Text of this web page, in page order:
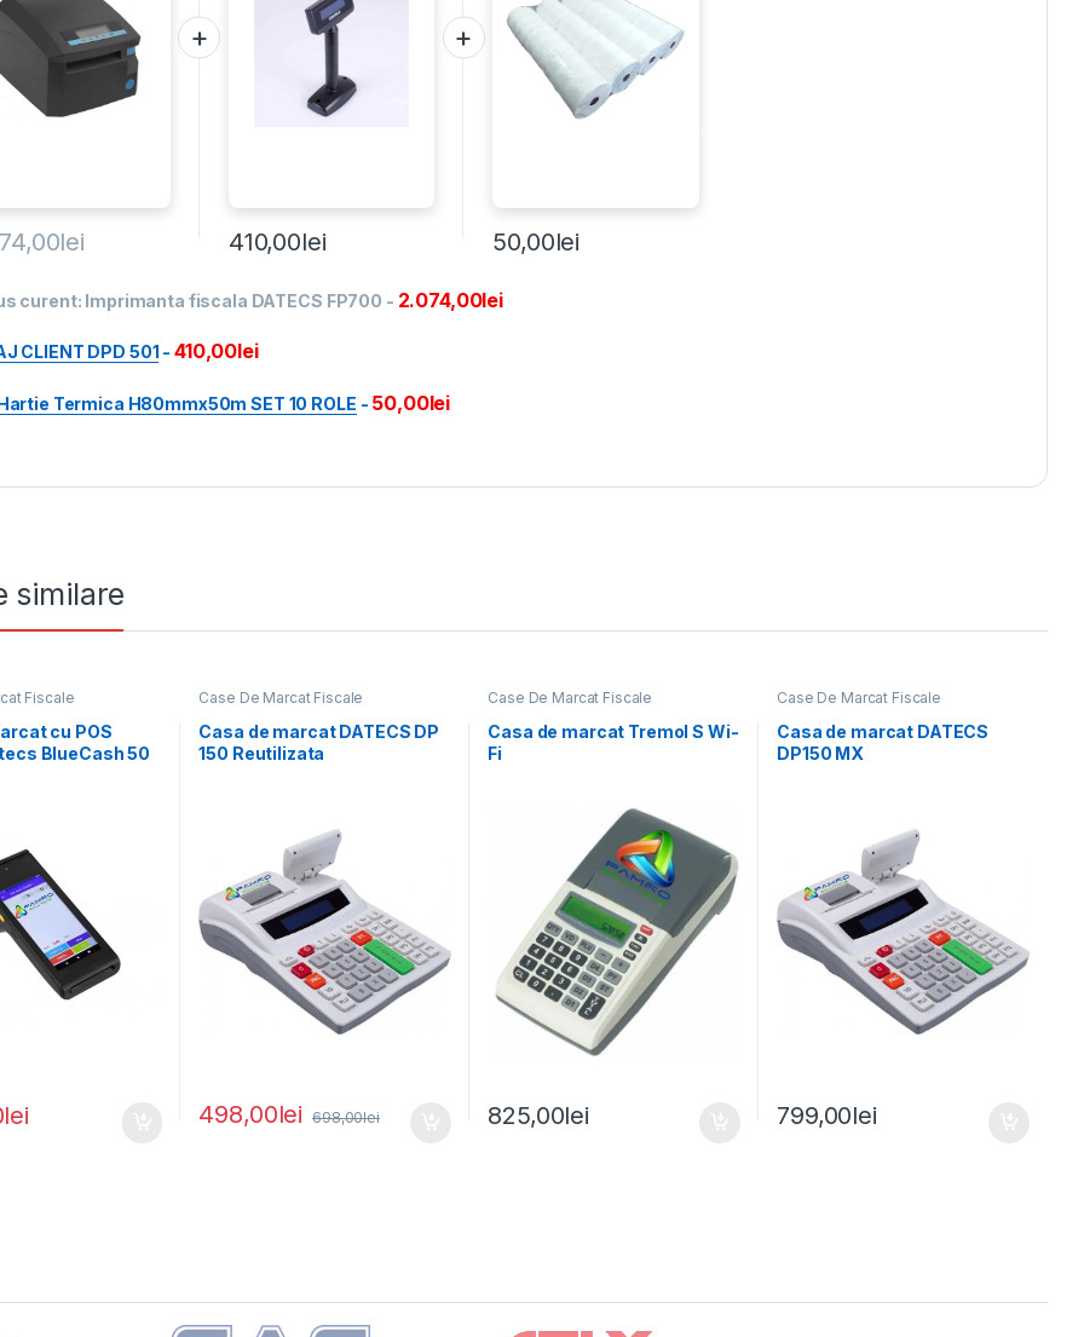
lei 410,00lei 50,00lei
curent: Imprimanta fiscala DATECS FP700 - 2.074,00lei
CLIENT DPD 501 -410,00lei
Termica H80mmx50m SET 10 ROLE - 50,00lei
similare
Fiscale
cu POS
BlueCash 50
lei
Case De Marcat Fiscale
Casa de marcat DATECS DP
150 Reutilizata
498,00lei 698,00lei
Case De Marcat Fiscale
Casa de marcat Tremol S Wi-
Fi
825,00lei
Case De Marcat Fiscale
Casa de marcat DATECS
DP150 MX
799,00lei